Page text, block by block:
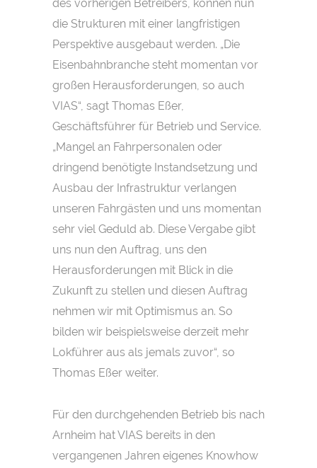
des vorherigen Betreibers, können nun
die Strukturen mit einer langfristigen
Perspektive ausgebaut werden. „Die
Eisenbahnbranche steht momentan vor
großen Herausforderungen, so auch
VIAS“, sagt Thomas Eßer,
Geschäftsführer für Betrieb und Service.
„Mangel an Fahrpersonalen oder
dringend benötigte Instandsetzung und
Ausbau der Infrastruktur verlangen
unseren Fahrgästen und uns momentan
sehr viel Geduld ab. Diese Vergabe gibt
uns nun den Auftrag, uns den
Herausforderungen mit Blick in die
Zukunft zu stellen und diesen Auftrag
nehmen wir mit Optimismus an. So
bilden wir beispielsweise derzeit mehr
Lokführer aus als jemals zuvor“, so
Thomas Eßer weiter.
Für den durchgehenden Betrieb bis nach
Arnheim hat VIAS bereits in den
vergangenen Jahren eigenes Knowhow